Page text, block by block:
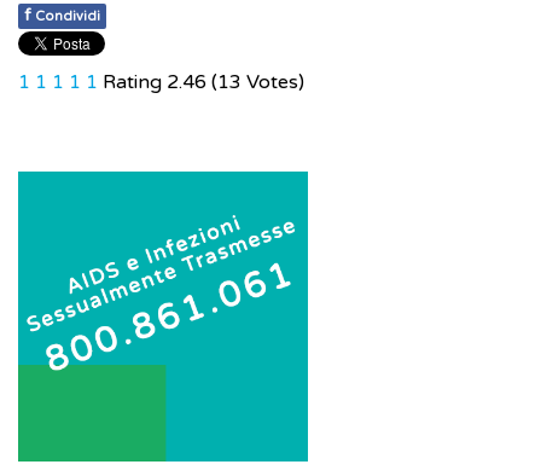
f Condividi
1 1 1 1 1 Rating 2.46 (13 Votes)